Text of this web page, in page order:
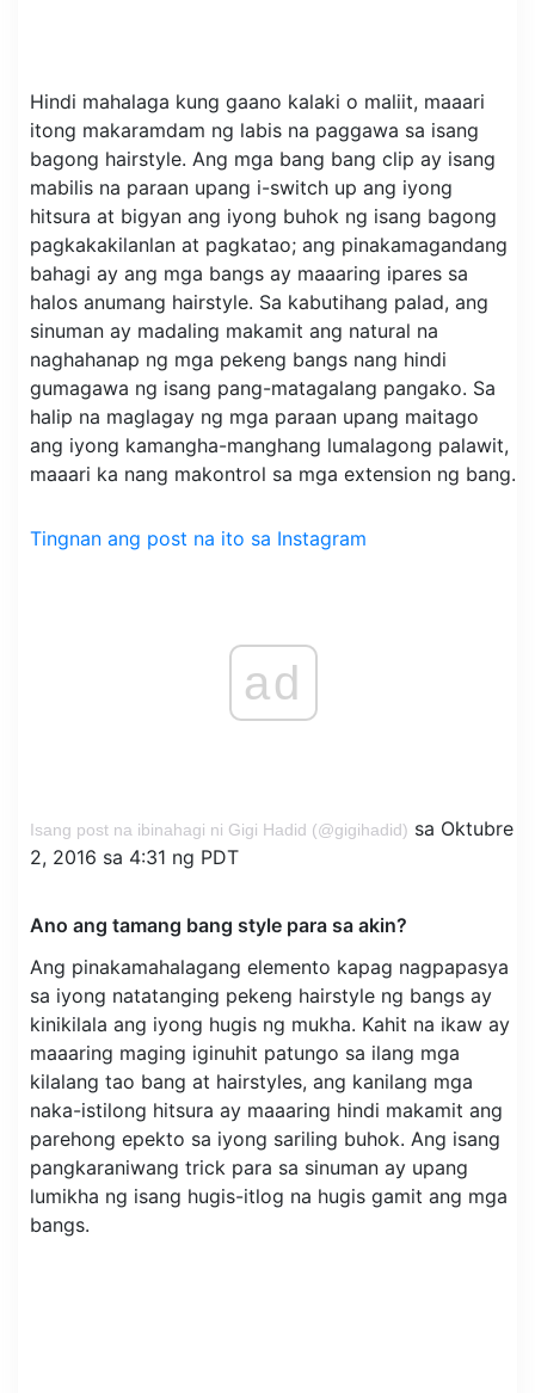
Hindi mahalaga kung gaano kalaki o maliit, maaari
itong makaramdam ng labis na paggawa sa isang
bagong hairstyle. Ang mga bang bang clip ay isang
mabilis na paraan upang i-switch up ang iyong
hitsura at bigyan ang iyong buhok ng isang bagong
pagkakakilanlan at pagkatao; ang pinakamagandang
bahagi ay ang mga bangs ay maaaring ipares sa
halos anumang hairstyle. Sa kabutihang palad, ang
sinuman ay madaling makamit ang natural na
naghahanap ng mga pekeng bangs nang hindi
gumagawa ng isang pang-matagalang pangako. Sa
halip na maglagay ng mga paraan upang maitago
ang iyong kamangha-manghang lumalagong palawit,
maaari ka nang makontrol sa mga extension ng bang.
Tingnan ang post na ito sa Instagram
ad
Isang post na ibinahagi ni Gigi Hadid (@gigihadid) sa Oktubre
2, 2016 sa 4:31 ng PDT
Ano ang tamang bang style para sa akin?
Ang pinakamahalagang elemento kapag nagpapasya
sa iyong natatanging pekeng hairstyle ng bangs ay
kinikilala ang iyong hugis ng mukha. Kahit na ikaw ay
maaaring maging iginuhit patungo sa ilang mga
kilalang tao bang at hairstyles, ang kanilang mga
naka-istilong hitsura ay maaaring hindi makamit ang
parehong epekto sa iyong sariling buhok. Ang isang
pangkaraniwang trick para sa sinuman ay upang
lumikha ng isang hugis-itlog na hugis gamit ang mga
bangs.